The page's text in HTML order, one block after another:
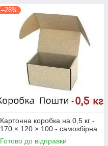
–28%
Картонна коробка на 0,5 кг -
170 × 120 × 100 - самозбірна
Готово до відправки